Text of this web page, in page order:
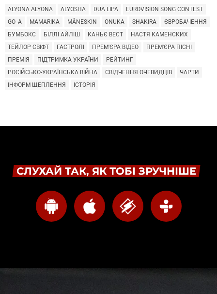
ALYONA ALYONA ALYOSHA DUA LIPA
EUROVISION SONG CONTEST
GO_A
MAMARIKA MÅNESKIN ONUKA SHAKIRA
ЄВРОБАЧЕННЯ
БУМБОКС
БІЛЛІ АЙЛІШ КАНЬЄ ВЕСТ
НАСТЯ КАМЕНСКИХ
ТЕЙЛОР СВІФТ
ГАСТРОЛІ ПРЕМ'ЄРА ВІДЕО
ПРЕМ'ЄРА ПІСНІ
ПРЕМІЯ
ПІДТРИМКА УКРАЇНИ
РЕЙТИНГ
РОСІЙСЬКО-УКРАЇНСЬКА ВІЙНА
СВІДЧЕННЯ ОЧЕВИДЦІВ
ЧАРТИ
ІНФОРМ ЩЕПЛЕННЯ
ІСТОРІЯ
СЛУХАЙ ТАК, ЯК ТОБІ ЗРУЧНІШЕ